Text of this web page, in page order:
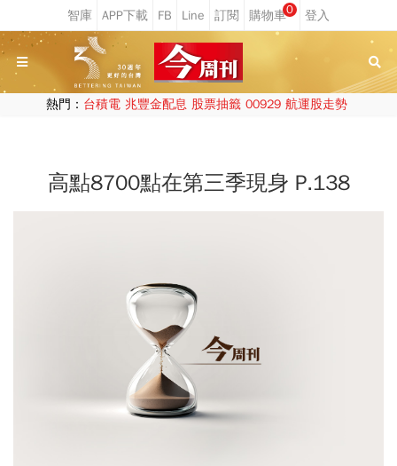
0
熱門： 台積電 兆豐金配息 股票抽籤 00929 航運股走勢
高點8700點在第三季現身 P.138